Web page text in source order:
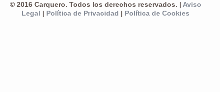
© 2016 Carquero. Todos los derechos reservados. | Aviso
Legal | Política de Privacidad | Política de Cookies